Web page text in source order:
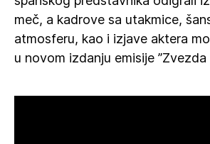
meč, a kadrove sa utakmice,
atmosferu, kao i izjave aktera
u novom izdanju emisije ”Zvezda